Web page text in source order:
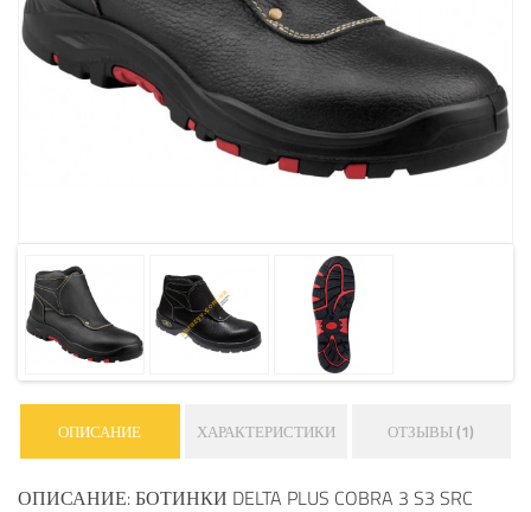
ОПИСАНИЕ ХАРАКТЕРИСТИКИ ОТЗЫВЫ (1)
ОПИСАНИЕ: БОТИНКИ DELTA PLUS COBRA 3 S3 SRC